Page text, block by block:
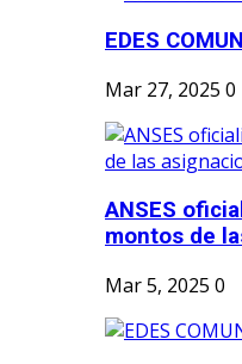
EDES
Mar 27, 2025 0
ANSES
montos de
Mar 5, 2025 0